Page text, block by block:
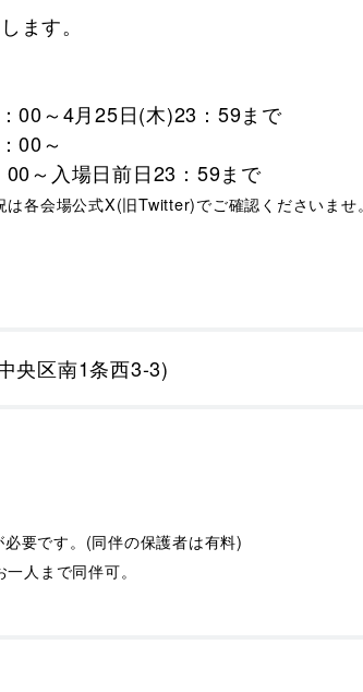
ます。
00～4月25日(木)23：59まで
00～
～入場日前日23：59まで
各会場公式X(旧Twitter)でご確認くださいませ。
央区南1条西3-3)
要です。(同伴の保護者は有料)
人まで同伴可。